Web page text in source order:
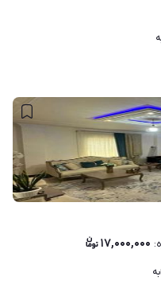
: ۱۷,۰۰۰,۰۰۰